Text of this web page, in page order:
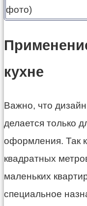
кухне
Важно, что
делается только
оформления. Так
квадратных
маленьких
специальное